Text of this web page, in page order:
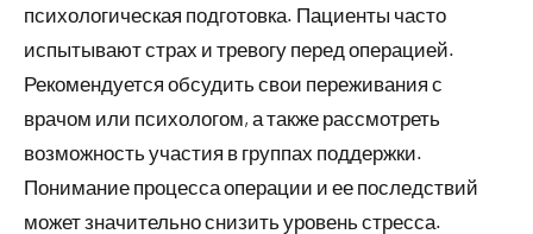
психологическая подготовка. Пациенты часто
испытывают страх и тревогу перед операцией.
Рекомендуется обсудить свои переживания с
врачом или психологом, а также рассмотреть
возможность участия в группах поддержки.
Понимание процесса операции и ее последствий
может значительно снизить уровень стресса.